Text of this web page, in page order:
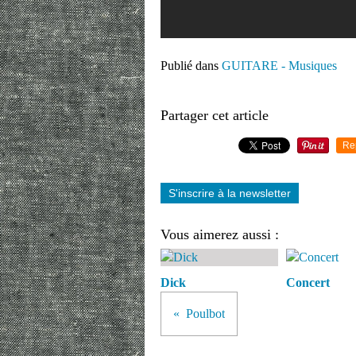
Publié dans GUITARE - Musiques
Partager cet article
S'inscrire à la newsletter
Vous aimerez aussi :
Dick Concert
Poulbot